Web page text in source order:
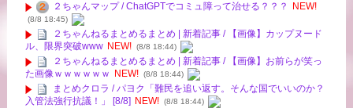
２ちゃんマップ / ChatGPTでコミュ障って治せる？？？ NEW!
(8/8 18:45)
２ちゃんねるまとめるまとめ | 新着記事 / 【画像】カップヌード
ル、限界突破www NEW! (8/8 18:44)
２ちゃんねるまとめるまとめ | 新着記事 / 【画像】お前らが笑っ
た画像ｗｗｗｗｗｗ
NEW! (8/8 18:44)
まとめクロラ / パヨク「難民を追い返す。そんな国でいいのか？
入管法強行抗議！」 [8/8] NEW! (8/8 18:44)